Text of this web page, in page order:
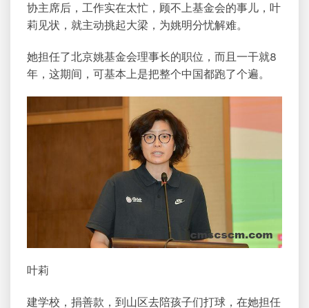
协主席后，工作实在太忙，顾不上基金会的事儿，叶
莉见状，就主动挑起大梁，为姚明分忧解难。
她担任了北京姚基金会理事长的职位，而且一干就8
年，这期间，可基本上是把整个中国都跑了个遍。
叶莉
建学校，捐善款，到山区去陪孩子们打球，在她担任